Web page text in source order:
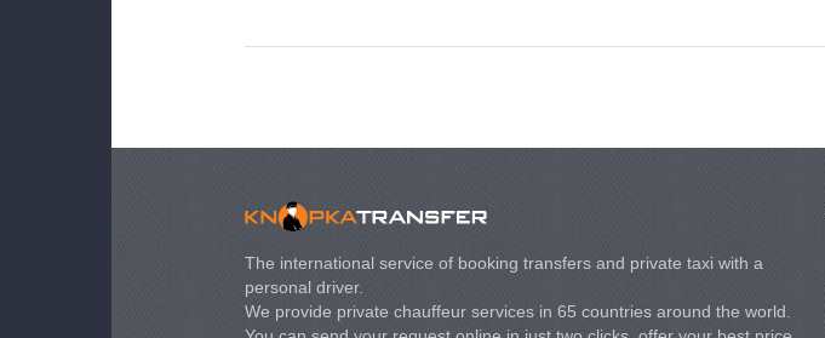
The international service of booking transfers and private taxi with a
personal driver.
We provide private chauffeur services in 65 countries around the world.